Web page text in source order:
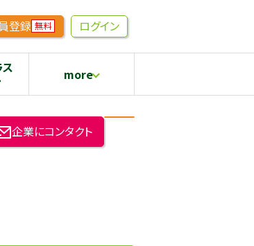
登録 無料 ログイン
more
高専生コミュニティめもらす
本科5年生・専攻科2年生向け
企業にコンタクト